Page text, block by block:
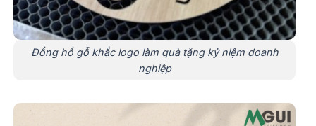
Đồng hồ gỗ khắc logo làm quà tặng kỷ niệm doanh
nghiệp